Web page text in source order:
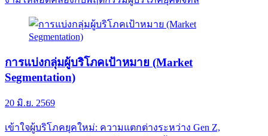
การแบ่งกลุ่มผู้บริโภคเป้าหมาย (Market
Segmentation)
20 มิ.ย. 2569
เข้าใจผู้บริโภคยุคใหม่: ความแตกต่างระหว่าง Gen Z,